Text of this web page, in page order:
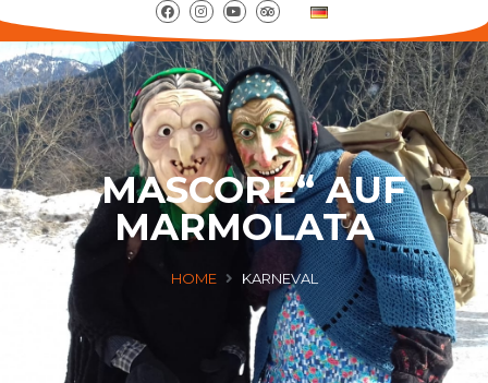
„MASCORE“ AUF
MARMOLATA
HOME KARNEVAL